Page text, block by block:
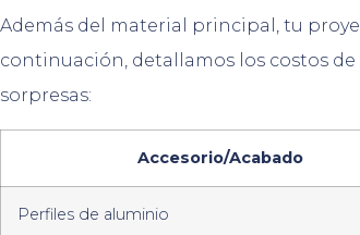
Además del material principal, tu
continuación, detallamos los costos
sorpresas:
Accesorio/Acabado
Perfiles de aluminio